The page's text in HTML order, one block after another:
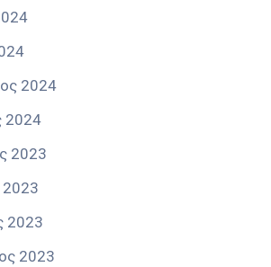
2024
2024
2023
2023
2023
2023